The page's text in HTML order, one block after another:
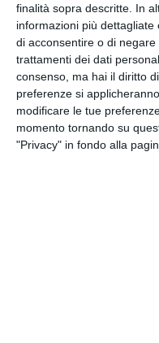
finalità sopra descritte. In
informazioni più
di acconsentire o di negare
trattamenti dei dati
consenso, ma hai il diritto
preferenze si
modificare le tue
momento tornando su
"Privacy" in fondo alla
via
Facebook,